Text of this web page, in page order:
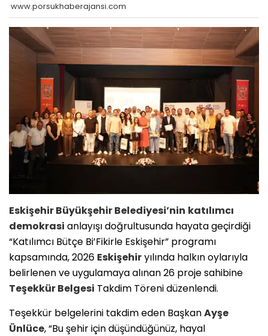
www.porsukhaberajansi.com
EskişehirBüyükşehir Belediyesi’nin katılımcı
demokrasi anlayışı doğrultusunda hayata geçirdiği
“Katılımcı Bütçe Bi’Fikirle Eskişehir” programı
kapsamında, 2026 Eskişehiryılında halkın oylarıyla
belirlenen ve uygulamaya alınan 26 proje sahibine
Teşekkür Belgesi Takdim Töreni düzenlendi.
Teşekkür belgelerini takdim eden BaşkanAyşe
Ünlüce, “Bu şehir için düşündüğünüz, hayal